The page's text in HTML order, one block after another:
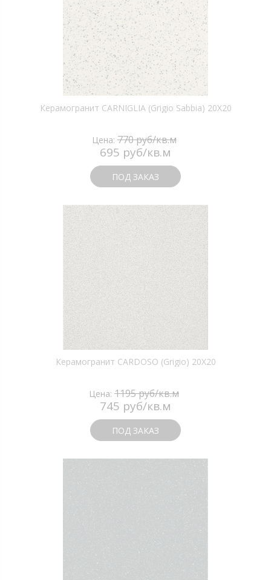
Керамогранит CARNIGLIA (Grigio Sabbia) 20X20
Цена:770 руб/кв.м
695 руб/кв.м
ПОД ЗАКАЗ
Керамогранит CARDOSO (Grigio) 20X20
Цена: 1195 руб/кв.м
745 руб/кв.м
ПОД ЗАКАЗ